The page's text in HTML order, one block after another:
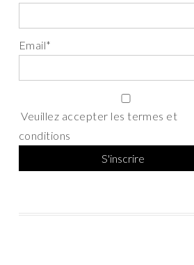
Email*
Veuillez accepter les termes et
conditions